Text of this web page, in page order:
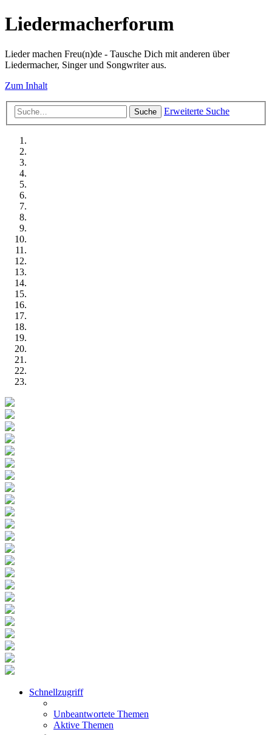
Liedermacherforum
Lieder machen Freu(n)de - Tausche Dich mit anderen über
Liedermacher, Singer und Songwriter aus.
Zum Inhalt
Suche Erweiterte Suche
Schnellzugriff
Unbeantwortete Themen
Aktive Themen